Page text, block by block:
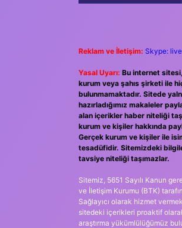
Reklam ve İletişim: Skype:
Yasal Uyarı: Bu internet
kurum veya şahıs şirketi ile
bulunmamaktadır. Sitede
hazırladığımız makaleler
alan içerikler haber niteliği
kurum ve kişiler hakkında
Gerçek kurum ve kişiler ile
tesadüfidir. Sitemizdeki
tavsiye niteliği taşımazlar.
Sitemiz, 5651 Sayılı Kanun
ve İletişim Kurumu (BTK)
Sağlayıcı olarak hizmet
sitedeki içerikleri proaktif
araştırma yükümlülüğümüz